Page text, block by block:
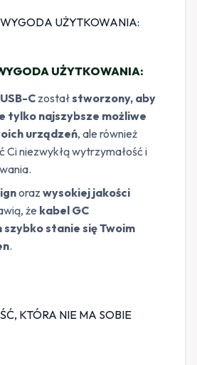
UŻYTKOWANIA:
C zostałstworzony, aby
tylko najszybsze możliwe
urządzeń, ale również
Ci niezwykłą wytrzymałość i
oraz wysokiej jakości
że kabel GC
stanie się Twoim
.